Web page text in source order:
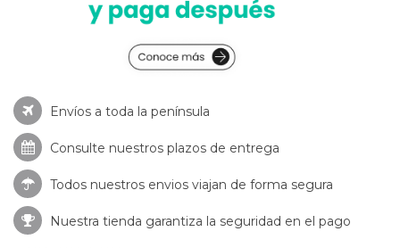
Envíos a toda la península
Consulte nuestros plazos de entrega
Todos nuestros envios viajan de forma segura
Nuestra tienda garantiza la seguridad en el pago